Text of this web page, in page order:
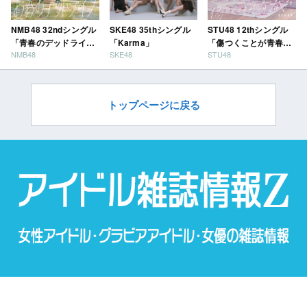
NMB48 32ndシングル
「青春のデッドライ
ン」
NMB48
SKE48 35thシングル
「Karma」
SKE48
STU48 12thシングル
「傷つくことが青春
だ」
STU48
トップページに戻る